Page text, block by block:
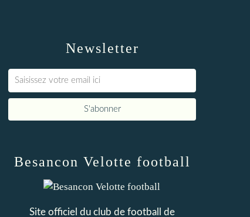
Newsletter
Besancon Velotte football
Site officiel du club de football de